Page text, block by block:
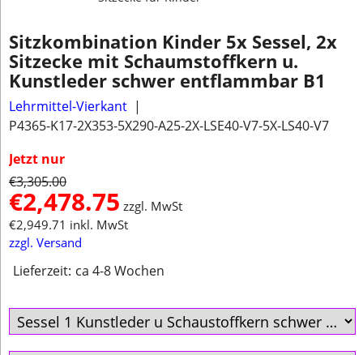
Sitzkombination Kinder 5x Sessel, 2x
Sitzecke mit Schaumstoffkern u.
Kunstleder schwer entflammbar B1
Lehrmittel-Vierkant
P4365-K17-2X353-5X290-A25-2X-LSE40-V7-5X-LS40-V7
Jetzt nur
€3,305.00
€2,478.75 zzgl. MwSt
€2,949.71 inkl. MwSt
zzgl. Versand
Lieferzeit: ca 4-8 Wochen